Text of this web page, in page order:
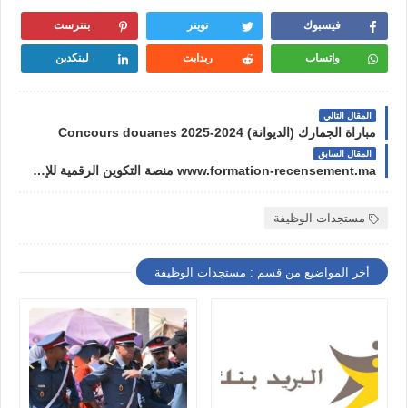
فيسبوك تويتر بنترست
واتساب ريدايت لينكدين
المقال التالي
مباراة الجمارك (الديوانة) 2024-2025 Concours douanes
المقال السابق
www.formation-recensement.ma منصة التكوين الرقمية للإحصاء 2024
مستجدات الوظيفة
أخر المواضيع من قسم : مستجدات الوظيفة